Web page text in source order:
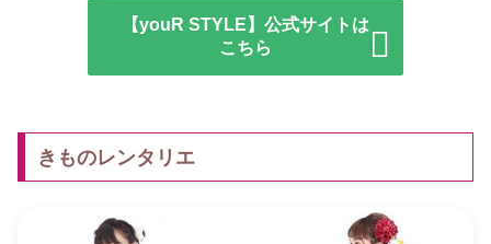
【youR STYLE】公式サイトは
こちら
きものレンタリエ